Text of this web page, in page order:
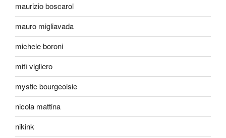
maurizio boscarol
mauro migliavada
michele boroni
mitì vigliero
mystic bourgeoisie
nicola mattina
nikink